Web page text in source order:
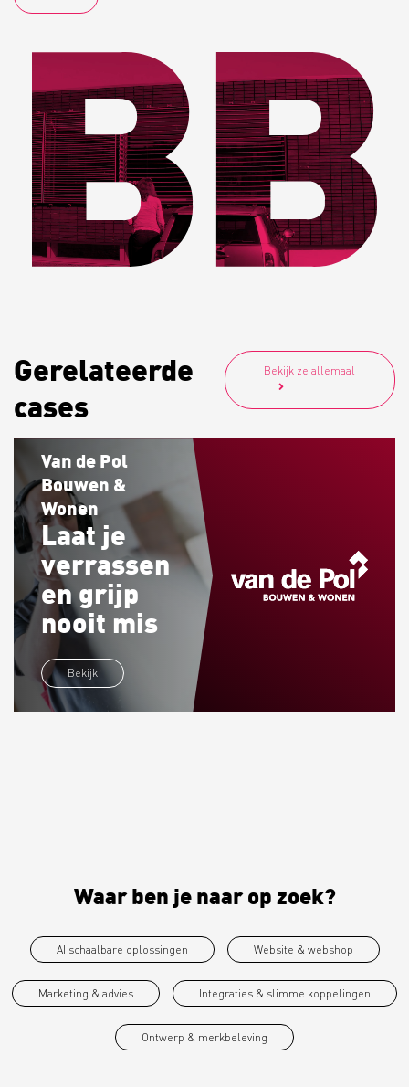
Gerelateerde
cases
Bekijk ze allemaal
Van de Pol
Bouwen &
Wonen
Laat je
verrassen
en grijp
nooit mis
Bekijk
Waar ben je naar op zoek?
AI schaalbare oplossingen Website & webshop
Marketing & advies Integraties & slimme koppelingen
Ontwerp & merkbeleving